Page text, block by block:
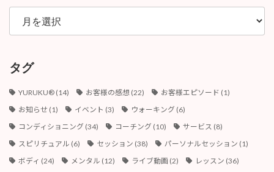
ア
カ
ブ
タグ
YURUKU®︎(14) お客様の感想 (22) お客様エピソード (1)
お知らせ (1) イベント (3) ウォーキング (6)
コンディショニング (34) コーチング (10) サービス (8)
スピリチュアル (6) セッション (38) パーソナルセッション (1)
ボディ (24) メンタル (12) ライブ動画 (2) レッスン (36)